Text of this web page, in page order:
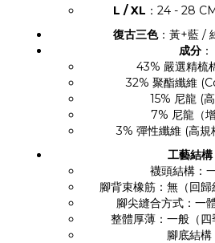
L / XL ：24 - 28
復古三色：黃+藍 /
成分 ：
43% 嚴選精梳
32% 聚酯纖維
15% 尼龍 (
7% 尼龍（
3% 彈性纖維 (高
工藝結構
襪頭結構：
腳背束橡筋：無（回歸
腳尖縫合方式：一
整體厚薄：一般（四
腳底結構